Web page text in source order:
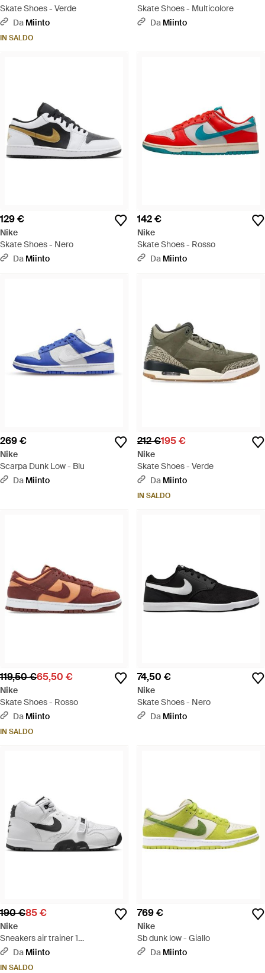
Skate Shoes - Verde
Da Miinto
IN SALDO
Skate Shoes - Multicolore
Da Miinto
129 €
Nike
Skate Shoes - Nero
Da Miinto
142 €
Nike
Skate Shoes - Rosso
Da Miinto
269 €
Nike
Scarpa Dunk Low - Blu
Da Miinto
212 €195 €
Nike
Skate Shoes - Verde
Da Miinto
IN SALDO
119,50 €65,50 €
Nike
Skate Shoes - Rosso
Da Miinto
IN SALDO
74,50 €
Nike
Skate Shoes - Nero
Da Miinto
190 €85 €
Nike
Sneakers air trainer 1
bianche/nere-bianche - Bianco
Da Miinto
IN SALDO
769 €
Nike
Sb dunk low - Giallo
Da Miinto